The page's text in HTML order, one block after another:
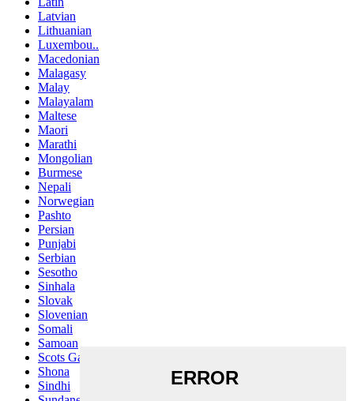
Latvian
Lithuanian
Luxembou..
Macedonian
Malagasy
Malay
Malayalam
Maltese
Maori
Marathi
Mongolian
Burmese
Nepali
Norwegian
Pashto
Persian
Punjabi
Serbian
Sesotho
Sinhala
Slovak
Slovenian
Somali
Samoan
Scots Gaelic
Shona
Sindhi